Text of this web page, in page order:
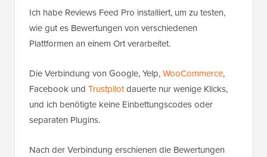
Ich habe Reviews Feed Pro installiert, um zu testen,
wie gut es Bewertungen von verschiedenen
Plattformen an einem Ort verarbeitet.
Die Verbindung von Google, Yelp,WooCommerce,
Facebook und Trustpilotdauerte nur wenige Klicks,
und ich benötigte keine Einbettungscodes oder
separaten Plugins.
Nach der Verbindung erschienen die Bewertungen